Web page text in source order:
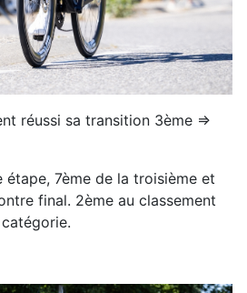
réussi sa transition 3ème =>
étape, 7ème de la troisième et
final. 2ème au classement